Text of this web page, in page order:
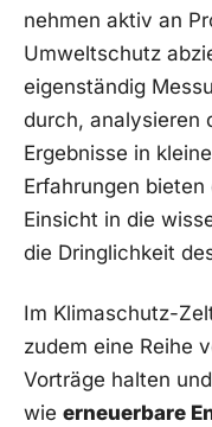
nehmen aktiv an
Umweltschutz
eigenständig
durch, analysieren
‍Ergebnisse in⁣
Erfahrungen
Einsicht in die
die Dringlichkeit⁤
Im ⁢Klimaschutz-
zudem eine Reihe
Vorträge halten
wie erneuerbare